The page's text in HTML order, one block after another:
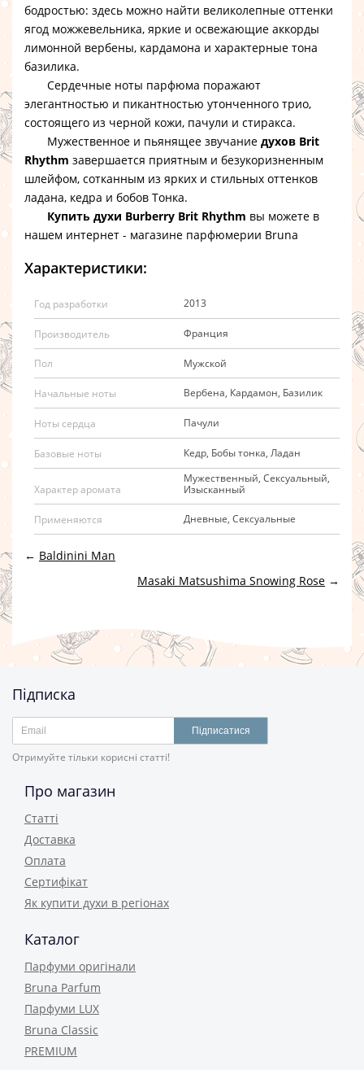
бодростью: здесь можно найти великолепные оттенки
ягод можжевельника, яркие и освежающие аккорды
лимонной вербены, кардамона и характерные тона
базилика.
Сердечные ноты парфюма поражают
элегантностью и пикантностью утонченного трио,
состоящего из черной кожи, пачули и стиракса.
Мужественное и пьянящее звучание духов Brit
Rhythm завершается приятным и безукоризненным
шлейфом, сотканным из ярких и стильных оттенков
ладана, кедра и бобов Тонка.
Купить духи Burberry Brit Rhythm вы можете в
нашем интернет - магазине парфюмерии Bruna
Характеристики:
Год разработки 2013
Производитель Франция
Пол Мужской
Начальные ноты Вербена, Кардамон, Базилик
Ноты сердца Пачули
Базовые ноты Кедр, Бобы тонка, Ладан
Характер аромата
Мужественный, Сексуальный,
Изысканный
Применяются Дневные, Сексуальные
← Baldinini Man
Masaki Matsushima Snowing Rose →
Підписка
Підписатися
Отримуйте тільки корисні статті!
Про магазин
Статті
Доставка
Оплата
Сертифікат
Як купити духи в регіонах
Каталог
Парфуми оригінали
Bruna Parfum
Парфуми LUX
Bruna Classic
PREMIUM